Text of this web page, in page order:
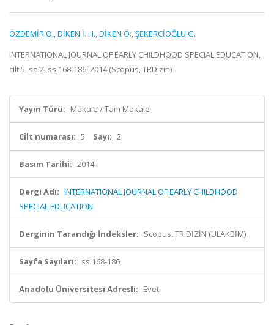
ÖZDEMİR O.,DİKEN İ. H.,DİKEN Ö.,ŞEKERCİOĞLU G.
INTERNATIONAL JOURNAL OF EARLY CHILDHOOD SPECIAL EDUCATION,
cilt.5, sa.2, ss.168-186, 2014 (Scopus, TRDizin)
Yayın Türü: Makale / Tam Makale
Cilt numarası: 5 Sayı: 2
Basım Tarihi: 2014
Dergi Adı: INTERNATIONAL JOURNAL OF EARLY CHILDHOOD
SPECIAL EDUCATION
Derginin Tarandığı İndeksler: Scopus, TR DİZİN (ULAKBİM)
Sayfa Sayıları: ss.168-186
Anadolu Üniversitesi Adresli: Evet